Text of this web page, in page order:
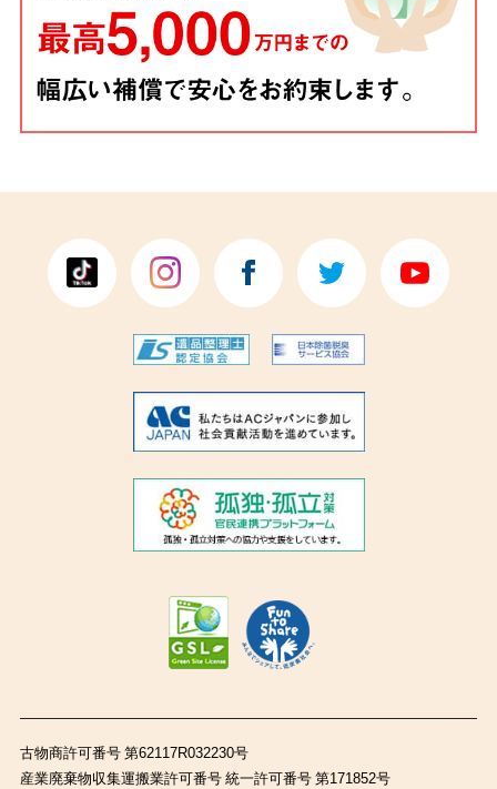
古物商許可番号 第62117R032230号
産業廃棄物収集運搬業許可番号 統一許可番号 第171852号